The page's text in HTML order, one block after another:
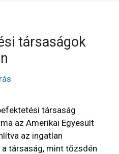
társaságok
társaság
az Amerikai Egyesült
az ingatlan
társaság, mint tőzsdén